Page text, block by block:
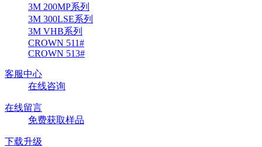
3M 200MP系列
3M 300LSE系列
3M VHB系列
CROWN 511#
CROWN 513#
客服中心
在线咨询
在线留言
免费获取样品
下载升级